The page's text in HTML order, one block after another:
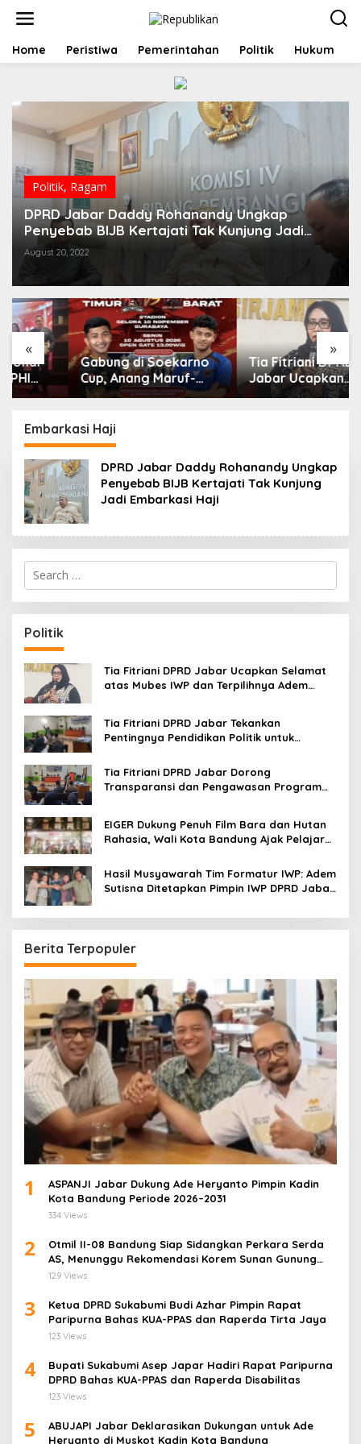
t
Home Peristiwa Pemerintahan Politik Hukum
Politik, Ragam
DPRD Jabar Daddy Rohanandy Ungkap
Penyebab BIJB Kertajati Tak Kunjung Jadi
Embarkasi Haji
August 20, 2022
« »
Gabung di Soekarno
Cup, Anang Maruf-
Yusuf Ekodono:
dari Pelosok Tanah Air
Tia Fitriani DPRD
Jabar Ucapkan
Selamat atas Mubes
Embarkasi Haji
DPRD Jabar Daddy Rohanandy Ungkap
Penyebab BIJB Kertajati Tak Kunjung
Jadi Embarkasi Haji
S
r
c
h
f
o
:
Politik
Tia Fitriani DPRD Jabar Ucapkan Selamat
atas Mubes IWP dan Terpilihnya Adem
Tia Fitriani DPRD Jabar Tekankan
Pentingnya Pendidikan Politik untuk
Bandung
Tia Fitriani DPRD Jabar Dorong
Transparansi dan Pengawasan Program
EIGER Dukung Penuh Film Bara dan Hutan
Rahasia, Wali Kota Bandung Ajak Pelajar
Hasil Musyawarah Tim Formatur IWP: Adem
Sutisna Ditetapkan Pimpin IWP DPRD Jabar
Berita Terpopuler
1
ASPANJI Jabar Dukung Ade Heryanto Pimpin Kadin
Kota Bandung Periode 2026–2031
334 Views
2
Otmil II-08 Bandung Siap Sidangkan Perkara Serda
AS, Menunggu Rekomendasi Korem Sunan Gunung
Jati Cirebon
129 Views
3
Ketua DPRD Sukabumi Budi Azhar Pimpin Rapat
Paripurna Bahas KUA-PPAS dan Raperda Tirta Jaya
123 Views
4
Bupati Sukabumi Asep Japar Hadiri Rapat Paripurna
DPRD Bahas KUA-PPAS dan Raperda Disabilitas
123 Views
5
ABUJAPI Jabar Deklarasikan Dukungan untuk Ade
Heryanto di Muskot Kadin Kota Bandung